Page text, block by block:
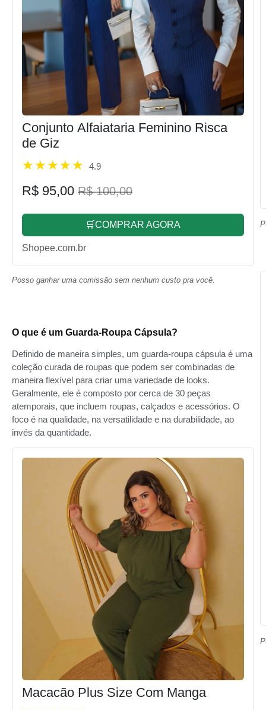
Conjunto Alfaiataria Feminino Risca
de Giz
4.9
R$ 95,00 R$ 100,00
🛒COMPRAR AGORA
Shopee.com.br
Posso ganhar uma comissão sem nenhum custo pra você.
O que é um Guarda-Roupa Cápsula?
Definido de maneira simples, um guarda-roupa cápsula é uma
coleção curada de roupas que podem ser combinadas de
maneira flexível para criar uma variedade de looks.
Geralmente, ele é composto por cerca de 30 peças
atemporais, que incluem roupas, calçados e acessórios. O
foco é na qualidade, na versatilidade e na durabilidade, ao
invés da quantidade.
Macacão Plus Size Com Manga